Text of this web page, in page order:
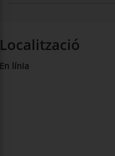
Localització
En línia